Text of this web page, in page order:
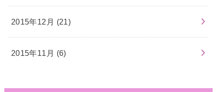
2015年12月 (21)
2015年11月 (6)